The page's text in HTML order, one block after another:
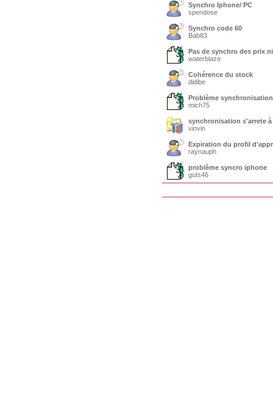
Synchro Iphone/ PC
spendose
Synchro code 60
Bab83
Pas de synchro des prix
waterblaze
Cohérence du stock
didibe
Problème
mich75
synchronisation s'arrete à
vinvin
Expiration du profil
raynauph
problème syncro iphone
guts46